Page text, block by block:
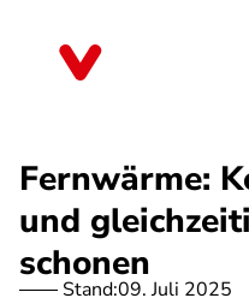
Fernwärme:
und
schonen
Stand:09. Juli 2025